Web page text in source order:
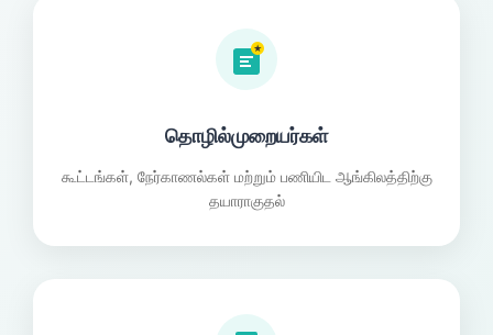
★
தொழில்முறையர்கள்
கூட்டங்கள், நேர்காணல்கள் மற்றும் பணியிட ஆங்கிலத்திற்கு
தயாராகுதல்